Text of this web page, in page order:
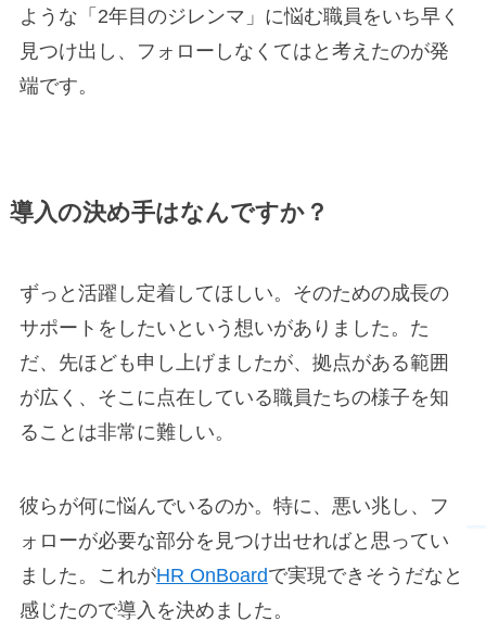
ような「2年目のジレンマ」に悩む職員をいち早く
見つけ出し、フォローしなくてはと考えたのが発
端です。
導入の決め手はなんですか？
ずっと活躍し定着してほしい。そのための成長の
サポートをしたいという想いがありました。た
だ、先ほども申し上げましたが、拠点がある範囲
が広く、そこに点在している職員たちの様子を知
ることは非常に難しい。
彼らが何に悩んでいるのか。特に、悪い兆し、フ
ォローが必要な部分を見つけ出せればと思ってい
ました。これがHR OnBoardで実現できそうだなと
感じたので導入を決めました。